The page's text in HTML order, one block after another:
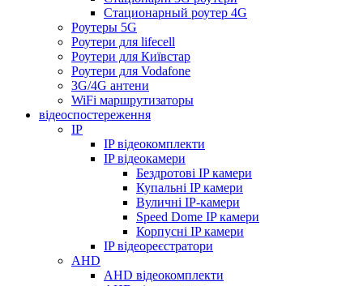
Стационарный роутер 4G
Роутеры 5G
Роутери для lifecell
Роутери для Київстар
Роутери для Vodafone
3G/4G антени
WiFi маршрутизаторы
відеоспостереження
IP
IP відеокомплекти
IP відеокамери
Бездротові IP камери
Купальні IP камери
Вуличні IP-камери
Speed Dome IP камери
Корпусні IP камери
IP відеореєстратори
AHD
AHD відеокомплекти